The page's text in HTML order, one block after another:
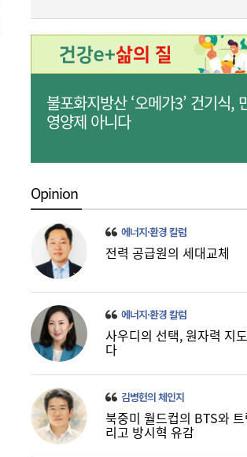
19:26
통신 3사, AIDC로 실적 개선…남은 과
‘수익성’
19:24
금호석화, 2분기 영업익 5배 급증…3분
익성은 ‘글쎄’
불포화지방산 ‘오메가3’ 건기식,
영양제 아니다
Opinion
에너지·환경 칼럼
전력 공급원의 세대교체
에너지·환경 칼럼
사우디의 선택, 원자력 지
다
김병헌의 체인지
북중미 월드컵의 BTS와
리고 방시혁 유감